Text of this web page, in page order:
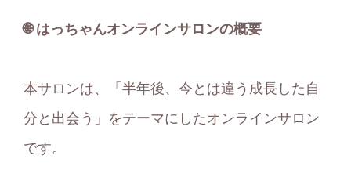
🌐 はっちゃんオンラインサロンの概要
本サロンは、「半年後、今とは違う成長した自
分と出会う」をテーマにしたオンラインサロン
です。